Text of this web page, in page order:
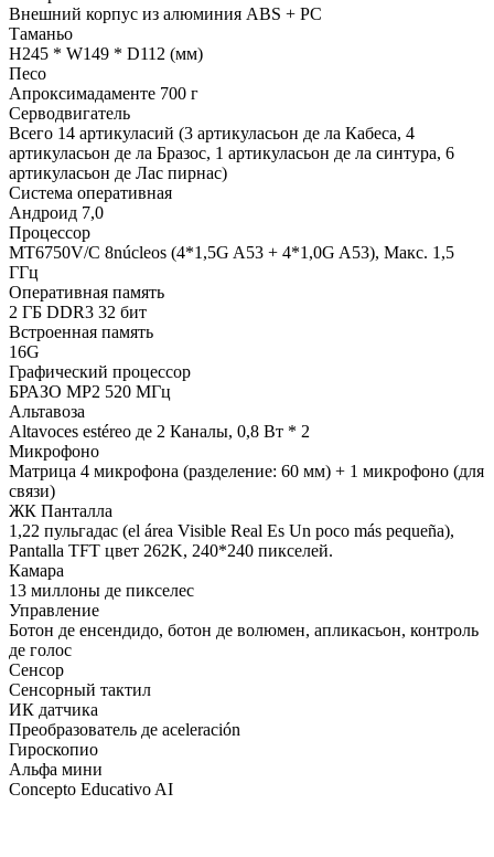
Внешний корпус из алюминия ABS + PC
Таманьо
H245 * W149 * D112 (мм)
Песо
Апроксимадаменте 700 г
Серводвигатель
Всего 14 артикуласий (3 артикуласьон де ла Кабеса, 4
артикуласьон де ла Бразос, 1 артикуласьон де ла синтура, 6
артикуласьон де Лас пирнас)
Система оперативная
Андроид 7,0
Процессор
MT6750V/C 8núcleos (4*1,5G A53 + 4*1,0G A53), Макс. 1,5
ГГц
Оперативная память
2 ГБ DDR3 32 бит
Встроенная память
16G
Графический процессор
БРАЗО MP2 520 МГц
Альтавоза
Altavoces estéreo де 2 Каналы, 0,8 Вт * 2
Микрофоно
Матрица 4 микрофона (разделение: 60 мм) + 1 микрофоно (для
связи)
ЖК Панталла
1,22 пульгадас (el área Visible Real Es Un poco más pequeña),
Pantalla TFT цвет 262K, 240*240 пикселей.
Камара
13 миллоны де пикселес
Управление
Ботон де енсендидо, ботон де волюмен, апликасьон, контроль
де голос
Сенсор
Сенсорный тактил
ИК датчика
Преобразователь де aceleración
Гироскопио
Альфа мини
Concepto Educativo AI